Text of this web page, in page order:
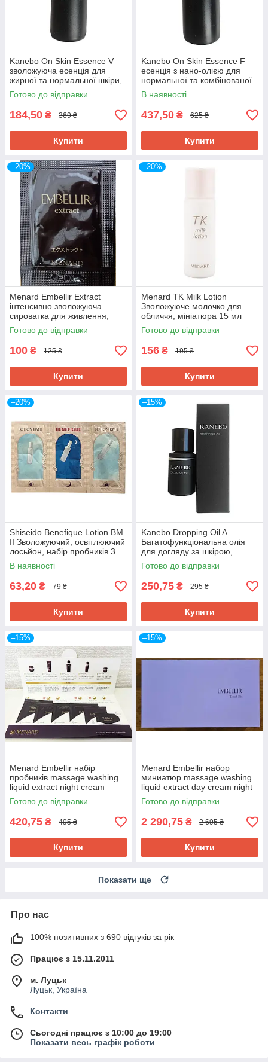
Kanebo On Skin Essence V
зволожуюча есенція для
жирної та нормальної шкіри,
пробник 10 мл
Готово до відправки
184,50 ₴ 369 ₴
Купити
Kanebo On Skin Essence F
есенція з нано-олією для
нормальної та комбінованої
шкіри, пробник 20 мл
В наявності
437,50 ₴ 625 ₴
Купити
–20%
Menard Embellir Extract
інтенсивно зволожуюча
сироватка для живлення,
пробник 0,6 мл
Готово до відправки
100 ₴ 125 ₴
Купити
–20%
Menard TK Milk Lotion
Зволожуюче молочко для
обличчя, мініатюра 15 мл
Готово до відправки
156 ₴ 195 ₴
Купити
–20%
Shiseido Benefique Lotion ВМ
II Зволожуючий, освітлюючий
лосьйон, набір пробників 3
шт
В наявності
63,20 ₴ 79 ₴
Купити
–15%
Kanebo Dropping Oil A
Багатофункціональна олія
для догляду за шкірою,
волоссям, кутикулою,
пробник 3,5 мл
Готово до відправки
250,75 ₴ 295 ₴
Купити
–15%
Menard Embellir набір
пробників massage washing
liquid extract night cream
Готово до відправки
420,75 ₴ 495 ₴
Купити
–15%
Menard Embellir набор
миниатюр massage washing
liquid extract day cream night
cream
Готово до відправки
2 290,75 ₴ 2 695 ₴
Купити
Показати ще
Про нас
100% позитивних з 690 відгуків за рік
Працює з 15.11.2011
м. Луцьк
Луцьк, Україна
Контакти
Сьогодні працює з 10:00 до 19:00
Показати весь графік роботи